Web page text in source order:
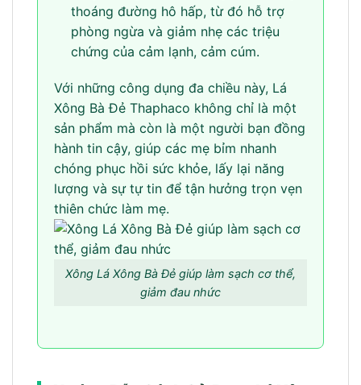
thoáng đường hô hấp, từ đó hỗ trợ
phòng ngừa và giảm nhẹ các triệu
chứng của cảm lạnh, cảm cúm.
Với những công dụng đa chiều này, Lá
Xông Bà Đẻ Thaphaco không chỉ là một
sản phẩm mà còn là một người bạn đồng
hành tin cậy, giúp các mẹ bỉm nhanh
chóng phục hồi sức khỏe, lấy lại năng
lượng và sự tự tin để tận hưởng trọn vẹn
thiên chức làm mẹ.
Xông Lá Xông Bà Đẻ giúp làm sạch cơ thể,
giảm đau nhức